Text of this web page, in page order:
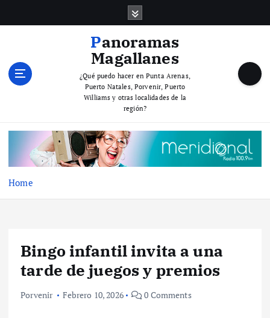
Panoramas
Magallanes
¿Qué puedo hacer en Punta Arenas,
Puerto Natales, Porvenir, Puerto
Williams y otras localidades de la
región?
Home
Bingo infantil invita a una
tarde de juegos y premios
Porvenir Febrero 10, 2026 0 Comments